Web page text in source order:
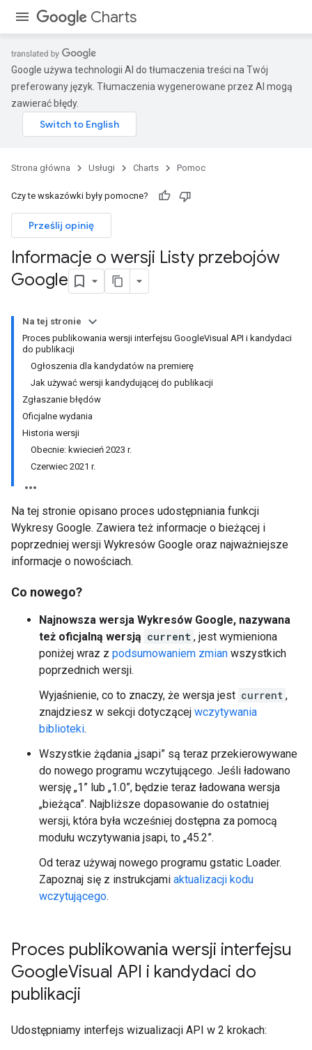
Charts
Google używa technologii AI do tłumaczenia treści na Twój
preferowany język. Tłumaczenia wygenerowane przez AI mogą
zawierać błędy.
Strona główna Usługi Charts Pomoc
Czy te wskazówki były pomocne?
Prześlij opinię
Informacje o wersji Listy przebojów
Google
Na tej stronie
Proces publikowania wersji interfejsu GoogleVisual API i kandydaci
do publikacji
Ogłoszenia dla kandydatów na premierę
Jak używać wersji kandydującej do publikacji
Zgłaszanie błędów
Oficjalne wydania
Historia wersji
Obecnie: kwiecień 2023 r.
Czerwiec 2021 r.
Na tej stronie opisano proces udostępniania funkcji
Wykresy Google. Zawiera też informacje o bieżącej i
poprzedniej wersji Wykresów Google oraz najważniejsze
informacje o nowościach.
Co nowego?
Najnowsza wersja Wykresów Google, nazywana
też oficjalną wersją current , jest wymieniona
poniżej wraz z podsumowaniem zmian wszystkich
poprzednich wersji.
Wyjaśnienie, co to znaczy, że wersja jest current ,
znajdziesz w sekcji dotyczącej wczytywania
biblioteki.
Wszystkie żądania „jsapi” są teraz przekierowywane
do nowego programu wczytującego. Jeśli ładowano
wersję „1” lub „1.0”, będzie teraz ładowana wersja
„bieżąca”. Najbliższe dopasowanie do ostatniej
wersji, która była wcześniej dostępna za pomocą
modułu wczytywania jsapi, to „45.2”.
Od teraz używaj nowego programu gstatic Loader.
Zapoznaj się z instrukcjami aktualizacji kodu
wczytującego.
Proces publikowania wersji interfejsu
GoogleVisual API i kandydaci do
publikacji
Udostępniamy interfejs wizualizacji API w 2 krokach: